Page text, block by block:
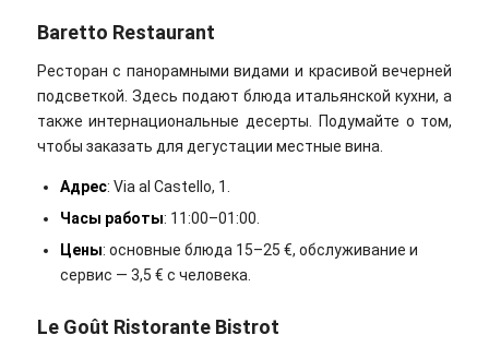
Baretto Restaurant
Ресторан с панорамными видами и красивой вечерней
подсветкой. Здесь подают блюда итальянской кухни, а
также интернациональные десерты. Подумайте о том,
чтобы заказать для дегустации местные вина.
Адрес: Via al Castello, 1.
Часы работы: 11:00–01:00.
Цены: основные блюда 15–25 €, обслуживание и
сервис — 3,5 € с человека.
Le Goût Ristorante Bistrot